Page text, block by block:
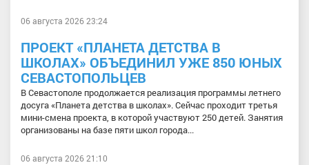
06 августа 2026 23:24
ПРОЕКТ «ПЛАНЕТА ДЕТСТВА В
ШКОЛАХ» ОБЪЕДИНИЛ УЖЕ 850 ЮНЫХ
СЕВАСТОПОЛЬЦЕВ
В Севастополе продолжается реализация программы летнего
досуга «Планета детства в школах». Сейчас проходит третья
мини-смена проекта, в которой участвуют 250 детей. Занятия
организованы на базе пяти школ города...
06 августа 2026 21:10